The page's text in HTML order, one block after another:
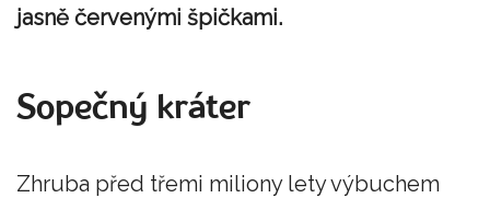
jasně červenými špičkami.
Sopečný kráter
Zhruba před třemi miliony lety výbuchem